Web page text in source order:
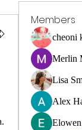
Members
cheoni
Merlin
Lisa
Alex